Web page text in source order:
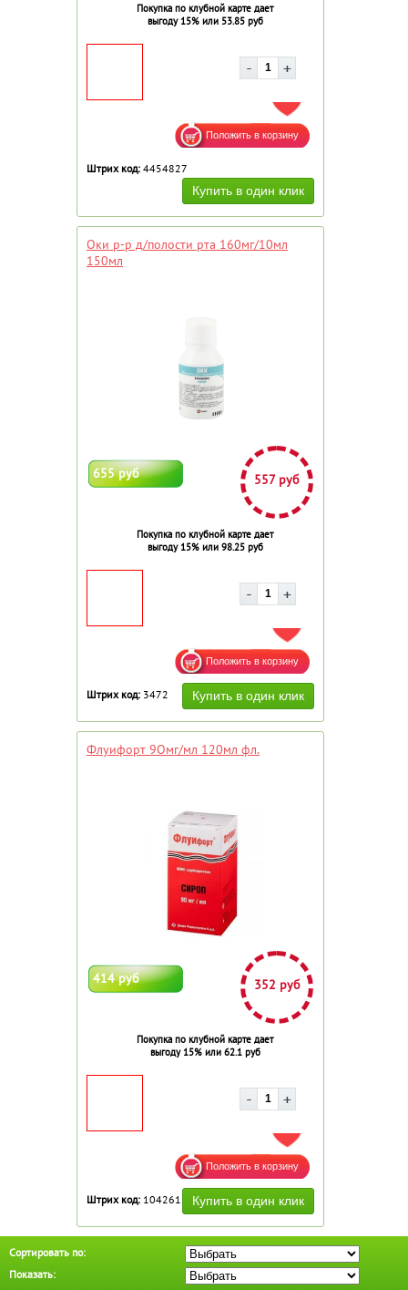
Покупка по клубной карте дает
выгоду 15% или 53.85 руб
ДОБАВИТЬ В ИЗБРАННОЕ
Штрих код: 4454827
Оки р-р д/полости рта 160мг/10мл
150мл
655 руб 557 руб
Покупка по клубной карте дает
выгоду 15% или 98.25 руб
ДОБАВИТЬ В ИЗБРАННОЕ
Штрих код: 3472
Флуифорт 9Омг/мл 120мл фл.
414 руб 352 руб
Покупка по клубной карте дает
выгоду 15% или 62.1 руб
ДОБАВИТЬ В ИЗБРАННОЕ
Штрих код: 104261
Сортировать по:
Показать: